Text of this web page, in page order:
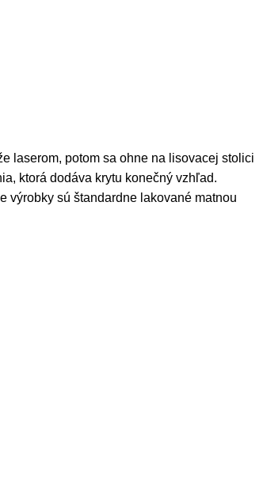
laserom, potom sa ohne na lisovacej stolici
ktorá dodáva krytu konečný vzhľad.
výrobky sú štandardne lakované matnou